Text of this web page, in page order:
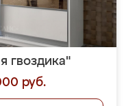
гвоздика"
руб.